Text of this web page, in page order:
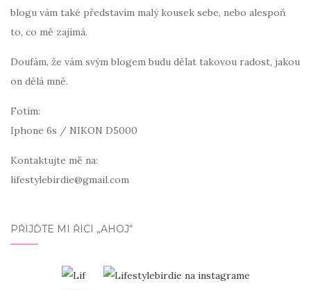
blogu vám také představím malý kousek sebe, nebo alespoň
to, co mě zajímá.
Doufám, že vám svým blogem budu dělat takovou radost, jakou
on dělá mně.
Fotím:
Iphone 6s / NIKON D5000
Kontaktujte mě na:
lifestylebirdie@gmail.com
PŘIJĎTE MI ŘÍCI „AHOJ“